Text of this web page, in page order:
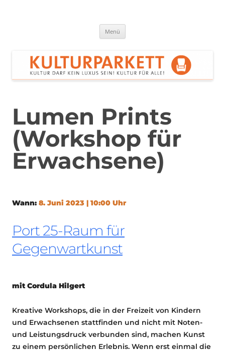
Menü
Lumen Prints
(Workshop für
Erwachsene)
Wann: 8. Juni 2023 | 10:00 Uhr
Port 25-Raum für
Gegenwartkunst
mit Cordula Hilgert
Kreative Workshops, die in der Freizeit von Kindern
und Erwachsenen stattfinden und nicht mit Noten-
und Leistungsdruck verbunden sind, machen Kunst
zu einem persönlichen Erlebnis. Wenn erst einmal die